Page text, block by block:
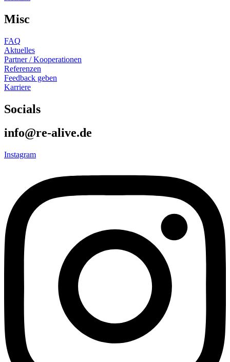
Misc
FAQ
Aktuelles
Partner / Kooperationen
Referenzen
Feedback geben
Karriere
Socials
info@re-alive.de
Instagram